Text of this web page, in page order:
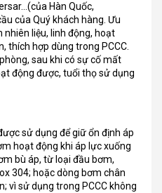
Hàn Quốc,
của Quý khách hàng. Ưu
nhiên liệu, linh động, hoạt
thích hợp dùng trong PCCC.
sau khi có sự cố mất
động được, tuổi thọ sử dụng
sử dụng để giữ ổn định áp
hoạt động khi áp lực xuống
bù áp, từ loại đầu bơm,
304; hoặc dòng bơm chân
vì sử dụng trong PCCC không